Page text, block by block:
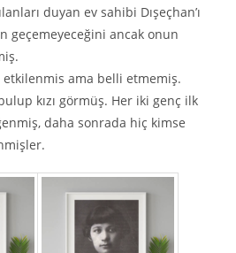
duyan ev sahibi Dışeçhan’ı
geçemeyeceğini ancak onun
ama belli etmemiş.
kızı görmüş. Her iki genç ilk
daha sonrada hiç kimse